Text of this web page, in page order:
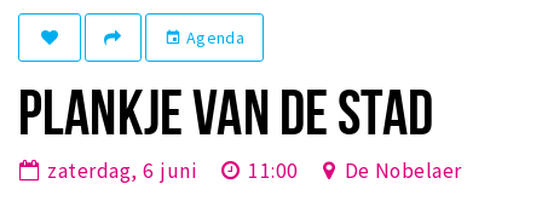
Winkelgebieden
Bezienswaardigheden
Musea, theaters & podia
event Agenda
PLANKJE VAN DE STAD
zaterdag, 6 juni 11:00 De Nobelaer